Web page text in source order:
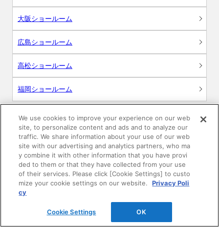
大阪ショールーム
広島ショールーム
高松ショールーム
福岡ショールーム
サポート
よくあるご質問
カタログ閲覧・資料請求
We use cookies to improve your experience on our web
site, to personalize content and ads and to analyze our
traffic. We share information about your use of our web
site with our advertising and analytics partners, who ma
y combine it with other information that you have provi
ded to them or that they have collected from your use
of their services. Please click [Cookie Settings] to custo
mize your cookie settings on our website.
Privacy Poli
cy
Cookie Settings OK